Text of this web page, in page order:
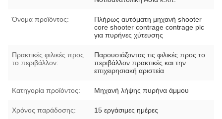
Όνομα προϊόντος:
Πλήρως αυτόματη μηχανή shooter
core shooter contrage contrage plc
για πυρήνες χύτευσης
Πρακτικές φιλικές προς
το περιβάλλον:
Παρουσιάζοντας τις φιλικές προς το
περιβάλλον πρακτικές και την
επιχειρησιακή αριστεία
Κατηγορία προϊόντος: Μηχανή λήψης πυρήνα άμμου
Χρόνος παράδοσης: 15 εργάσιμες ημέρες